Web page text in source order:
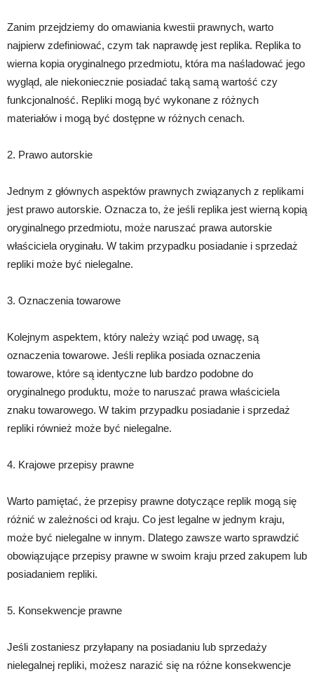
Zanim przejdziemy do omawiania kwestii prawnych, warto
najpierw zdefiniować, czym tak naprawdę jest replika. Replika to
wierna kopia oryginalnego przedmiotu, która ma naśladować jego
wygląd, ale niekoniecznie posiadać taką samą wartość czy
funkcjonalność. Repliki mogą być wykonane z różnych
materiałów i mogą być dostępne w różnych cenach.
2. Prawo autorskie
Jednym z głównych aspektów prawnych związanych z replikami
jest prawo autorskie. Oznacza to, że jeśli replika jest wierną kopią
oryginalnego przedmiotu, może naruszać prawa autorskie
właściciela oryginału. W takim przypadku posiadanie i sprzedaż
repliki może być nielegalne.
3. Oznaczenia towarowe
Kolejnym aspektem, który należy wziąć pod uwagę, są
oznaczenia towarowe. Jeśli replika posiada oznaczenia
towarowe, które są identyczne lub bardzo podobne do
oryginalnego produktu, może to naruszać prawa właściciela
znaku towarowego. W takim przypadku posiadanie i sprzedaż
repliki również może być nielegalne.
4. Krajowe przepisy prawne
Warto pamiętać, że przepisy prawne dotyczące replik mogą się
różnić w zależności od kraju. Co jest legalne w jednym kraju,
może być nielegalne w innym. Dlatego zawsze warto sprawdzić
obowiązujące przepisy prawne w swoim kraju przed zakupem lub
posiadaniem repliki.
5. Konsekwencje prawne
Jeśli zostaniesz przyłapany na posiadaniu lub sprzedaży
nielegalnej repliki, możesz narazić się na różne konsekwencje